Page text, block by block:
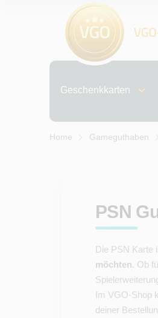
Geschenkkarten
Home Gameguthaben
PSN
Die PSN Karte
möchten. Ob
Im VGO-Shop
deiner